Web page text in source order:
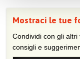
Mostraci le tue
Condividi con gli
consigli e